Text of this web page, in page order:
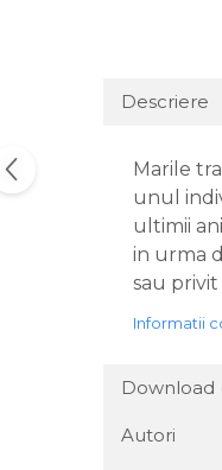
Descriere
Marile
unul
ultimii
in urma
sau
Informatii
Download
Autori